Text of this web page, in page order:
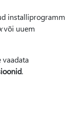
installiprogramm
või uuem
.